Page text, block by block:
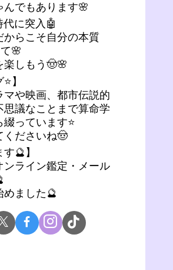
んでもあります🌸
に突入🤖
からこそ自分の本質
🌸
楽しもう🤠🌸
】
マや映画、都市伝説的
思議なことまで算命学
っています⭐
くださいね🤠
🔮】
ンライン鑑定・メール
めました🔮